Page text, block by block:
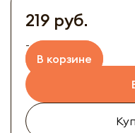
219 руб.
-
В корзине